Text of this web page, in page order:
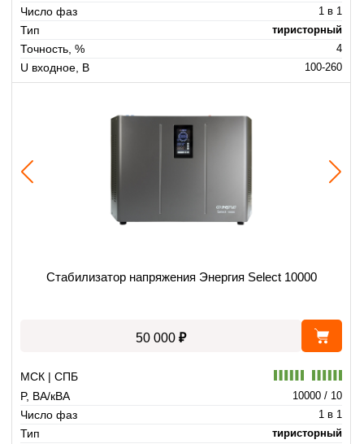
Число фаз 1 в 1
Тип тиристорный
Точность, % 4
U входное, В 100-260
Стабилизатор напряжения Энергия Select 10000
50 000 ₽
МСК | СПБ
P, ВА/кВА
10000 / 10
Число фаз 1 в 1
Тип тиристорный